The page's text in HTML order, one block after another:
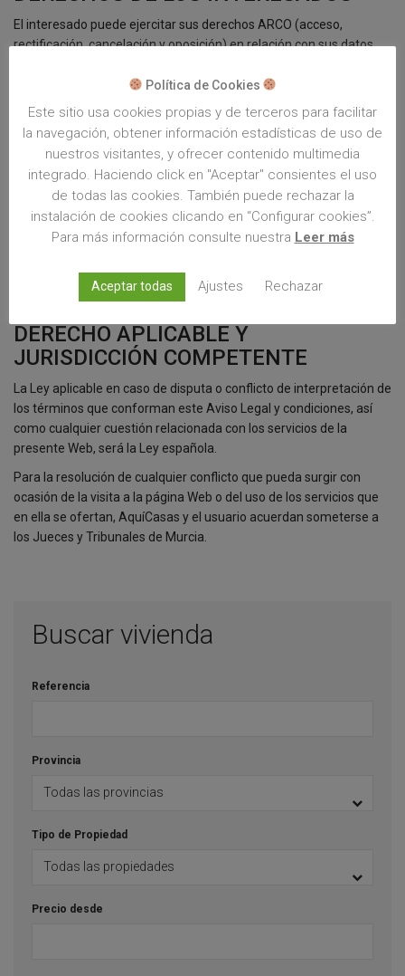
El interesado puede ejercitar sus derechos ARCO (acceso,
rectificación, cancelación y oposición) en relación con sus datos
a la dirección Av. Real Academia de Medicina, nº 3, 30009 Murcia,
o a través de nuestra dirección de correo hola@aquicasas.com
CALIDAD
Los usuarios deberán garantizar la veracidad, exactitud,
autenticidad y vigencia de los datos de carácter personal que
hayan sido recogidos a través de la Web o que faciliten para que
AquíCasas pueda realizar el servicio contratado. Siendo este un
es fundamental contar con la máxima calidad, vigencia y
veracidad de los datos aportados.
DERECHO APLICABLE Y
JURISDICCIÓN COMPETENTE
La Ley aplicable en caso de disputa o conflicto de interpretación de
los términos que conforman este Aviso Legal y condiciones, así
como cualquier cuestión relacionada con los servicios de la
presente Web, será la Ley española.
Para la resolución de cualquier conflicto que pueda surgir con
ocasión de la visita a la página Web o del uso de los servicios que
en ella se ofertan, AquíCasas y el usuario acuerdan someterse a
los Jueces y Tribunales de Murcia.
Buscar vivienda
Referencia
Provincia
Tipo de Propiedad
Precio desde
Política de Cookies
Este sitio usa cookies propias y de terceros para facilitar
la navegación, obtener información estadísticas de uso de
nuestros visitantes, y ofrecer contenido multimedia
integrado. Haciendo click en "Aceptar" consientes el uso
de todas las cookies. También puede rechazar la
instalación de cookies clicando en “Configurar cookies”.
Para más información consulte nuestra Leer más
Aceptar todas Ajustes Rechazar